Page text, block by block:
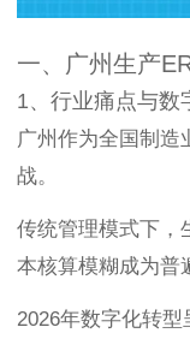
一、广州生产
1、行业痛点与数
广州作为全国制造
战。
传统管理模式下，
本核算模糊成为普
2026年数字化转型